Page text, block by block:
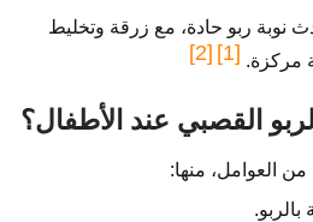
نوبة ربو حادة، مع زرقة وتخليط
مركزة. [1]
[2]
القصبي عند الأطفال؟
العوامل، منها: